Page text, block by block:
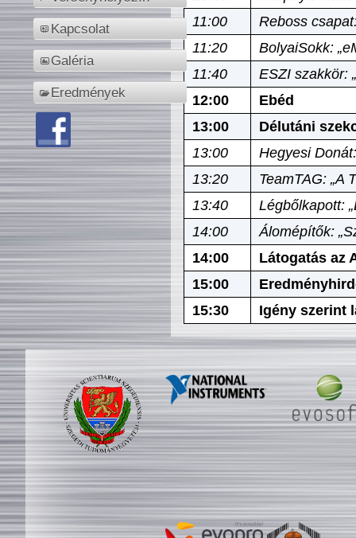
Kapcsolat
Galéria
Eredmények
11:00
Reboss
11:20
BolyaiSokk:
11:40
ESZI szakkör:
12:00
Ebéd
13:00
Délutáni
13:00
Hegyesi
13:20
TeamTAG: „A
13:40
Légbőlkapott:
14:00
Álomépítők:
14:00
Látogatás az
15:00
15:30
Igény szerint